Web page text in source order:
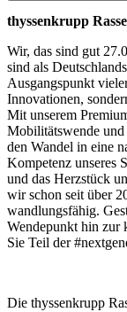
thyssenkrupp
Wir, das sind gut
sind als
Ausgangspunkt
Innovationen,
Mit unserem
Mobilitätswende
den Wandel in eine
Kompetenz unseres
und das Herzstück
wir schon seit über
wandlungsfähig.
Wendepunkt hin zur
Sie Teil der
Die thyssenkrupp